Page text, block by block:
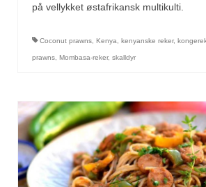
på vellykket østafrikansk multikulti.
Coconut prawns Kenya kenyanske reker,
prawns Mombasa-reker, skalldyr